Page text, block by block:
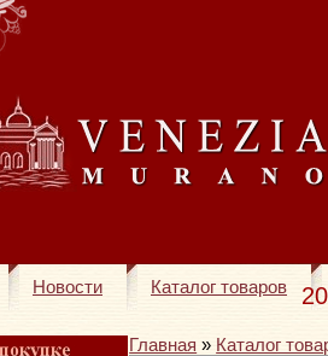
Новости Каталог товаров
Главная » Каталог